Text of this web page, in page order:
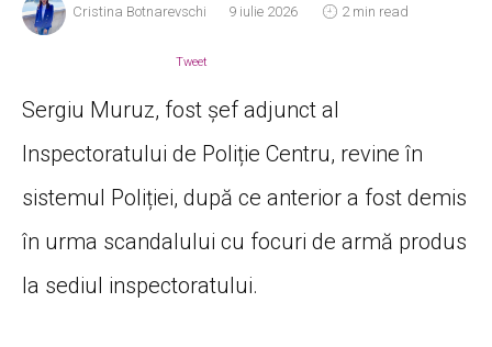
Cristina Botnarevschi 9 iulie 2026 2 min read
Tweet
Sergiu Muruz, fost șef adjunct al
Inspectoratului de Poliție Centru, revine în
sistemul Poliției, după ce anterior a fost demis
în urma scandalului cu focuri de armă produs
la sediul inspectoratului.